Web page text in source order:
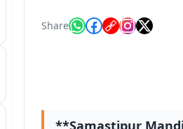
Share
**Samastipur Mandi